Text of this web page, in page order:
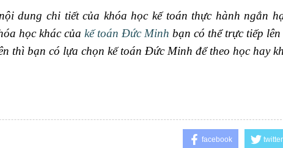
dung chi tiết của khóa học kế toán thực hành ngắn
học khác của kế toán Đức Minh bạn có thể trực tiếp lên
thì bạn có lựa chọn kế toán Đức Minh để theo học hay
facebook twitter